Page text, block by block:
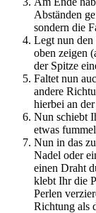
Abständen
sondern die
Legt nun den
oben zeigen
der Spitze
Faltet nun
andere
hierbei an
Nun schiebt
etwas
Nun in das
Nadel oder
einen Draht
klebt Ihr die
Perlen
Richtung als